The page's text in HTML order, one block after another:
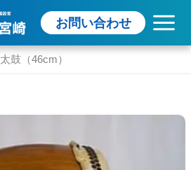
お問い合わせ
太鼓（46cm）